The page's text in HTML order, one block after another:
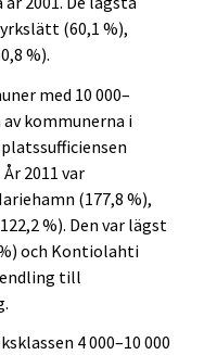
(60,1 %),
%).
med 10 000–
av kommunerna i
2011 var
(177,8 %),
%). Den var lägst
och Kontiolahti
till
4 000–10 000